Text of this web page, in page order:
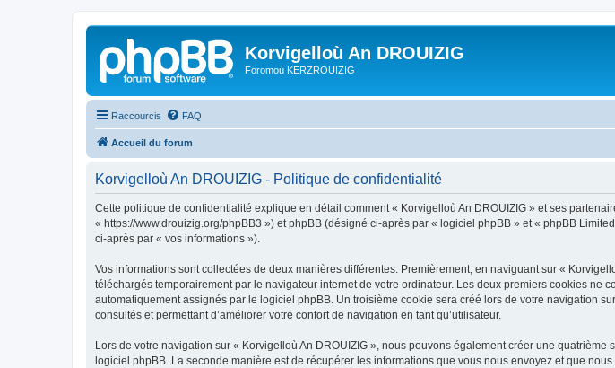
Korvigelloù An DROUIZIG
Foromoù KERZROUIZIG
Raccourcis FAQ
Accueil du forum
Korvigelloù An DROUIZIG - Politique de confidentialité
Cette politique de confidentialité explique en détail comment « Korvigelloù An DROUIZIG » et ses
« https://www.drouizig.org/phpBB3 ») et phpBB (désigné ci-après par « logiciel phpBB » et « phpBB
ci-après par « vos informations »).
Vos informations sont collectées de deux manières différentes. Premièrement, en naviguant sur «
téléchargés temporairement par le navigateur internet de votre ordinateur. Les deux premiers cookies ne
automatiquement assignés par le logiciel phpBB. Un troisième cookie sera créé lors de votre navigation
consultés et permettant d’améliorer votre confort de navigation en tant qu’utilisateur.
Lors de votre navigation sur « Korvigelloù An DROUIZIG », nous pouvons également créer une
logiciel phpBB. La seconde manière est de récupérer les informations que vous nous envoyez et que